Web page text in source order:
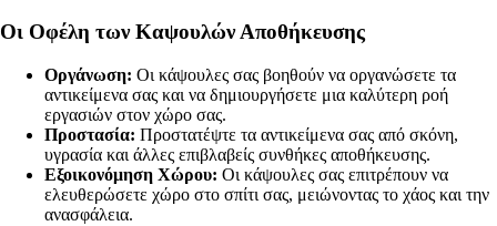
Οι Οφέλη των Καψουλών Αποθήκευσης
Οργάνωση: Οι κάψουλες σας βοηθούν να οργανώσετε τα
αντικείμενα σας και να δημιουργήσετε μια καλύτερη ροή
εργασιών στον χώρο σας.
Προστασία: Προστατέψτε τα αντικείμενα σας από σκόνη,
υγρασία και άλλες επιβλαβείς συνθήκες αποθήκευσης.
Εξοικονόμηση Χώρου: Οι κάψουλες σας επιτρέπουν να
ελευθερώσετε χώρο στο σπίτι σας, μειώνοντας το χάος και την
ανασφάλεια.